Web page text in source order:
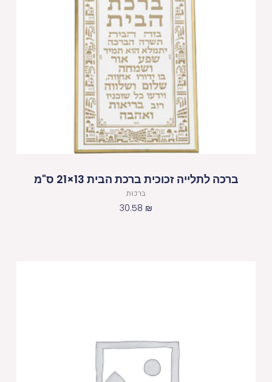
ברכה לתלייה זכוכית ברכת הבית 13×21 ס"מ
ברכות
30.58 ₪